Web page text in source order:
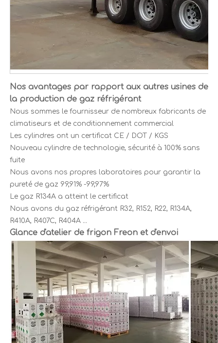
Nos avantages par rapport aux autres usines de
la production de gaz réfrigérant
Nous sommes le fournisseur de nombreux fabricants de
climatiseurs et de conditionnement commercial
Les cylindres ont un certificat CE / DOT / KGS
Nouveau cylindre de technologie, sécurité à 100% sans
fuite
Nous avons nos propres laboratoires pour garantir la
pureté de gaz 99,91% -99,97%
Le gaz R134A a atteint le certificat
Nous avons du gaz réfrigérant R32, R152, R22, R134A,
R410A, R407C, R404A ...
Glance d'atelier de frigon Freon et d'envoi